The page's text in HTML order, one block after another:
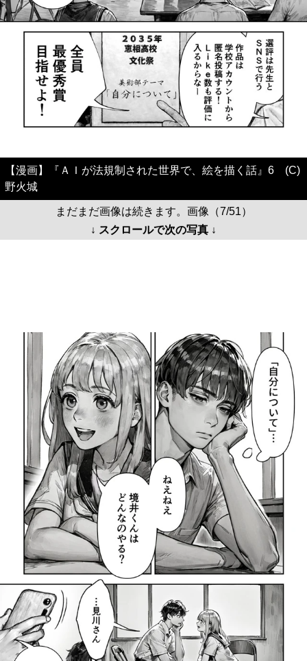
【漫画】『ＡＩが法規制された世界で、絵を描く話』6 (C)
野火城
まだまだ画像は続きます。画像（7/51）
↓ スクロールで次の写真 ↓